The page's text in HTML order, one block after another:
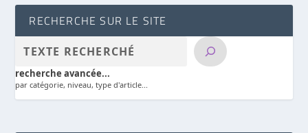
RECHERCHE SUR LE SITE
recherche avancée...
par catégorie, niveau, type d'article...